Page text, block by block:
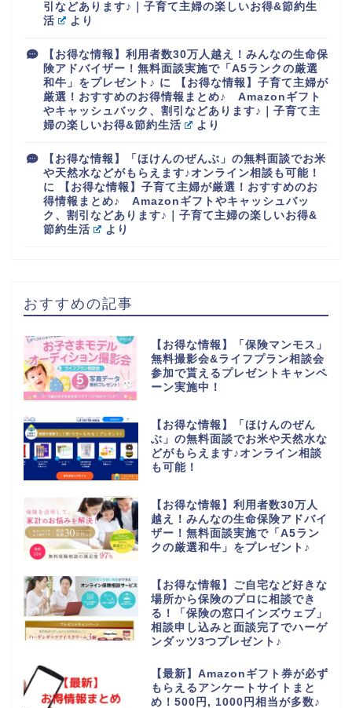
引などあります♪｜子育て主婦の楽しいお得&節約生
活
より
【お得な情報】利用者数30万人越え！みんなの生命保
険アドバイザー！無料面談実施で「A5ランクの厳選
和牛」をプレゼント♪ に
【お得な情報】子育て主婦が
厳選！おすすめのお得情報まとめ♪ Amazonギフト
やキャッシュバック、割引などあります♪｜子育て主
婦の楽しいお得&節約生活
より
【お得な情報】「ほけんのぜんぶ」の無料面談でお米
や天然水などがもらえます♪オンライン相談も可能！
に
【お得な情報】子育て主婦が厳選！おすすめのお
得情報まとめ♪ Amazonギフトやキャッシュバッ
ク、割引などあります♪｜子育て主婦の楽しいお得&
節約生活
より
おすすめの記事
【お得な情報】「保険マンモス」
無料撮影会&ライフプラン相談会
参加で貰えるプレゼントキャンペ
ーン実施中！
【お得な情報】「ほけんのぜん
ぶ」の無料面談でお米や天然水な
どがもらえます♪オンライン相談
も可能！
【お得な情報】利用者数30万人
越え！みんなの生命保険アドバイ
ザー！無料面談実施で「A5ラン
クの厳選和牛」をプレゼント♪
【お得な情報】ご自宅など好きな
場所から保険のプロに相談でき
る！「保険の窓口インズウェブ」
相談申し込みと面談完了でハーゲ
ンダッツ3つプレゼント♪
【最新】Amazonギフト券が必ず
もらえるアンケートサイトまと
め！500円, 1000円相当が多数♪